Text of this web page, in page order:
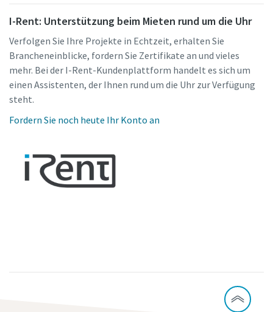
I-Rent: Unterstützung beim Mieten rund um die Uhr
Verfolgen Sie Ihre Projekte in Echtzeit, erhalten Sie
Brancheneinblicke, fordern Sie Zertifikate an und vieles
mehr. Bei der I-Rent-Kundenplattform handelt es sich um
einen Assistenten, der Ihnen rund um die Uhr zur Verfügung
steht.
Fordern Sie noch heute Ihr Konto an